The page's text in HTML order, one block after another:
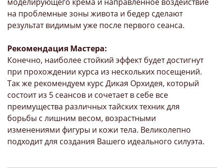
на проблемные зоны живота и бедер сделают
результат видимым уже после первого сеанса.
Рекомендация Мастера:
Конечно, наиболее стойкий эффект будет достигнут
при прохождении курса из нескольких посещений.
Так же рекомендуем курс Дикая Орхидея, который
состоит из 5 сеансов и сочетает в себе все
преимущества различных тайских техник для
борьбы с лишним весом, возрастными
изменениями фигуры и кожи тела. Великолепно
подходит для создания Вашего идеального силуэта.